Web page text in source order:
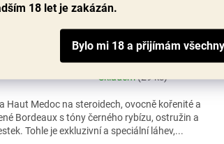
18 let je zakázán.
Chateau les Vimieres 2021, Famille
Boissenot, Haut-Medoc, Bordeaux
hodnocení
produktu
je
Skladem(29 ks)
Haut Medoc na steroidech, ovocně kořenité a
Bordeaux s tóny černého rybízu, ostružin a
Tohle je exkluzivní a speciální láhev,...